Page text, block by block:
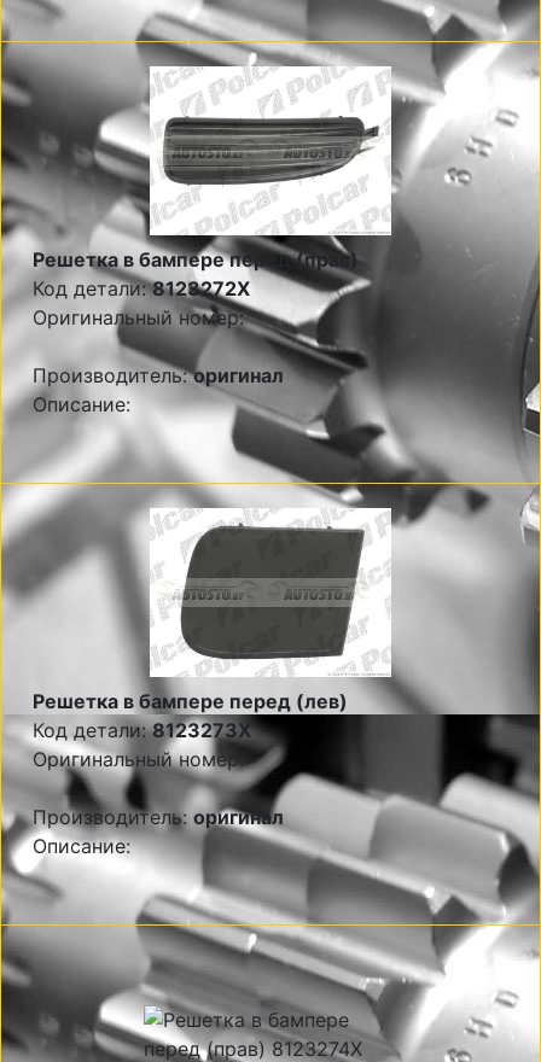
Решетка в бампере перед (прав)
Код детали:8123272X
Оригинальный номер:
Производитель:оригинал
Описание:
Решетка в бампере перед (лев)
Код детали:8123273X
Оригинальный номер:
Производитель: оригинал
Описание: